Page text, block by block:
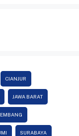
CIANJUR
JAWA BARAT
SURABAYA